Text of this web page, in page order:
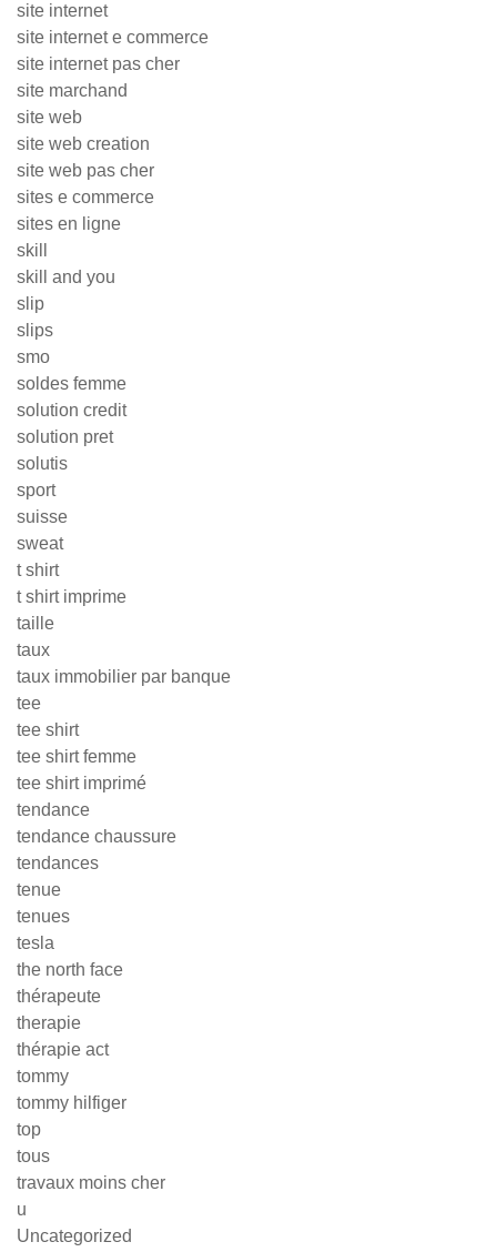
site internet
site internet e commerce
site internet pas cher
site marchand
site web
site web creation
site web pas cher
sites e commerce
sites en ligne
skill
skill and you
slip
slips
smo
soldes femme
solution credit
solution pret
solutis
sport
suisse
sweat
t shirt
t shirt imprime
taille
taux
taux immobilier par banque
tee
tee shirt
tee shirt femme
tee shirt imprimé
tendance
tendance chaussure
tendances
tenue
tenues
tesla
the north face
thérapeute
therapie
thérapie act
tommy
tommy hilfiger
top
tous
travaux moins cher
u
Uncategorized